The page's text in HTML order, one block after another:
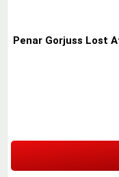
Penar Gorjuss Lost